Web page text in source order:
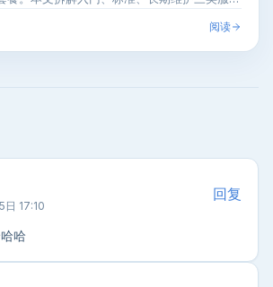
阅读
日 17:10
回复
哈